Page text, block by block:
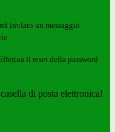
inviato un messaggio
il reset della password
di posta elettronica!